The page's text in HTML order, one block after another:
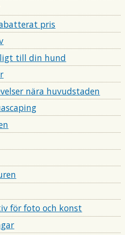
pris
till din hund
nära huvudstaden
för foto och konst